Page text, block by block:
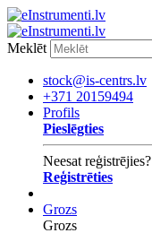
Meklēt
stock@is-centrs.lv
+371 20159494
Profils
Pieslēgties
Neesat reģistrējies?
Reģistrēties
Grozs
Grozs